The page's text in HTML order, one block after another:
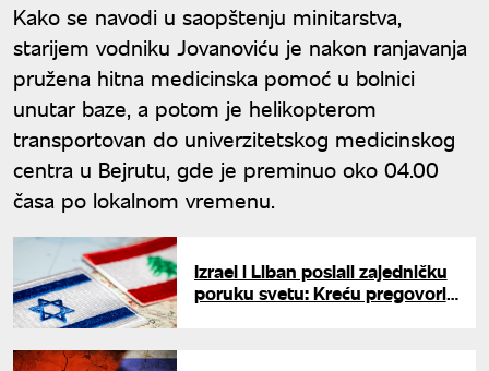
Kako se navodi u saopštenju minitarstva,
starijem vodniku Jovanoviću je nakon ranjavanja
pružena hitna medicinska pomoć u bolnici
unutar baze, a potom je helikopterom
transportovan do univerzitetskog medicinskog
centra u Bejrutu, gde je preminuo oko 04.00
časa po lokalnom vremenu.
Izrael i Liban poslali zajedničku
poruku svetu: Kreću pregovori